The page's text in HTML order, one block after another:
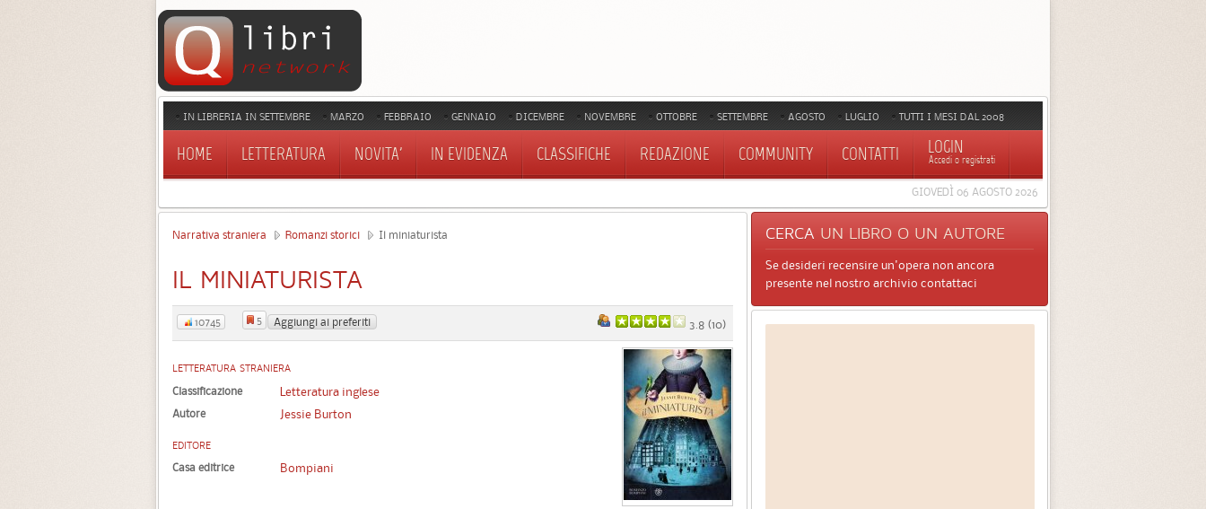
IN LIBRERIA IN SETTEMBRE MARZO FEBBRAIO GENNAIO DICEMBRE NOVEMBRE OTTOBRE SETTEMBRE AGOSTO LUGLIO TUTTI I MESI DAL 2008
HOME LETTERATURA NOVITA' IN EVIDENZA CLASSIFICHE REDAZIONE COMMUNITY CONTATTI LOGIN
Accedi o registrati
GIOVEDÌ 06 AGOSTO 2026
Narrativa straniera Romanzi storici Il miniaturista
IL MINIATURISTA
3.8 (10)
10745 5 Aggiungi ai preferiti
LETTERATURA STRANIERA
Classificazione Letteratura inglese
Autore Jessie Burton
EDITORE
Casa editrice Bompiani
CERCA UN LIBRO O UN AUTORE
Se desideri recensire un'opera non ancora
presente nel nostro archivio contattaci